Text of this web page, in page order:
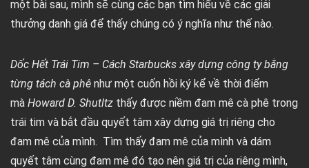
một bài sau, mình sẽ cùng các bạn tìm hiểu về các giải
thưởng danh giá để thấy chúng có ý nghĩa như thế nào.
Dốc Hết Trái Tim – Cách Starbucks xây dựng công ty bằng
từng tách cà phê như một cuốn hồi ký kể về thời điểm
mà Howard D. Shutltz thấy được niềm đam mê cà phê trong
trái tim và bắt đầu quyết tâm xây dựng giá trị riêng cho
đam mê của mình. Tìm thấy đam mê của mình và dám
quyết tâm cùng đam mê đó tạo nên giá trị của riêng mình,